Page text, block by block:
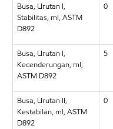
Busa, Urutan I,
Stabilitas, ml, ASTM
D892
0
Busa, Urutan I,
Kecenderungan, ml,
ASTM D892
5
Busa, Urutan II,
Kestabilan, ml, ASTM
D892
0